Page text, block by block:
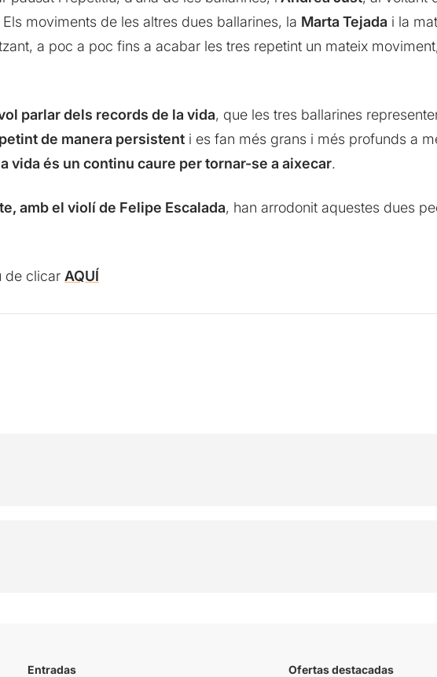
moviments de les altres dues ballarines, la Marta Tejada i la
a poc a poc fins a acabar les tres repetint un mateix
parlar dels records de la vida, que les tres ballarines
de manera persistenti es fan més grans i més profunds a
vida és un continu caure per tornar-se a aixecar.
amb el violí de Felipe Escalada, han arrodonit aquestes dues
de clicar AQUÍ
Entradas Ofertas destacadas